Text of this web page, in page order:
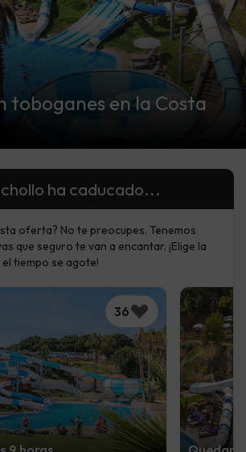
toboganes en la Costa
chollo ha caducado...
oferta? No te preocupes. Tenemos
que seguro te van a encantar. ¡Elige la
tiempo se agote!
36